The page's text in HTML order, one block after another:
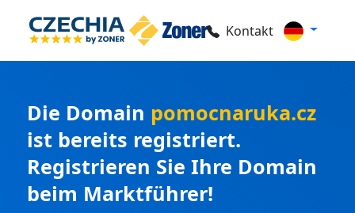
Kontakt
Die Domain pomocnaruka.cz
ist bereits registriert.
Registrieren Sie Ihre Domain
beim Marktführer!